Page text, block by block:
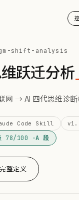
shift-analysis
跃迁分析
→ AI 四代思维诊断
Code Skill
78/100 ·A 段
完整定义